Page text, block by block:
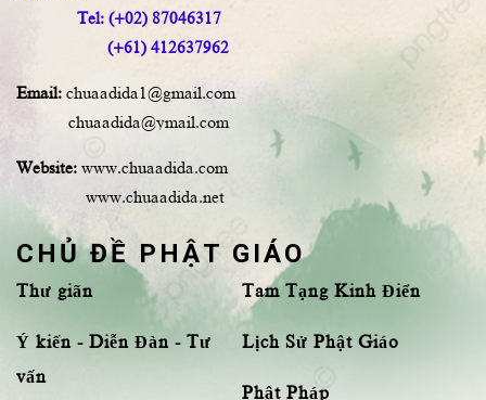
Tel: (+02) 87046317
(+61) 412637962
Email: chuaadida1@gmail.com
chuaadida@ymail.com
Website: www.chuaadida.com
www.chuaadida.net
CHỦ ĐỀ PHẬT GIÁO
Thư giãn
Ý kiến - Diễn Đàn - Tư
vấn
Tam Tạng Kinh Điển
Lịch Sử Phật Giáo
Phật Pháp